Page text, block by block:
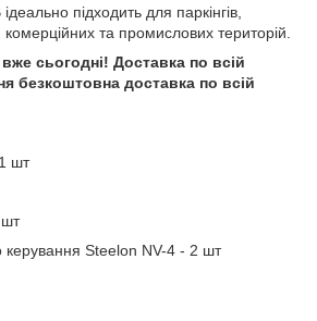
підходить для паркінгів,
та промислових територій.
сьогодні! Доставка по всій
безкоштовна доставка по всій
шт
шт
керування Steelon NV-4 - 2 шт